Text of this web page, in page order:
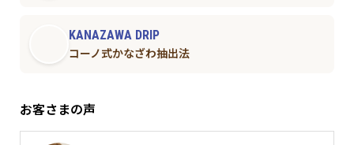
KANAZAWA DRIP
コーノ式かなざわ抽出法
お客さまの声